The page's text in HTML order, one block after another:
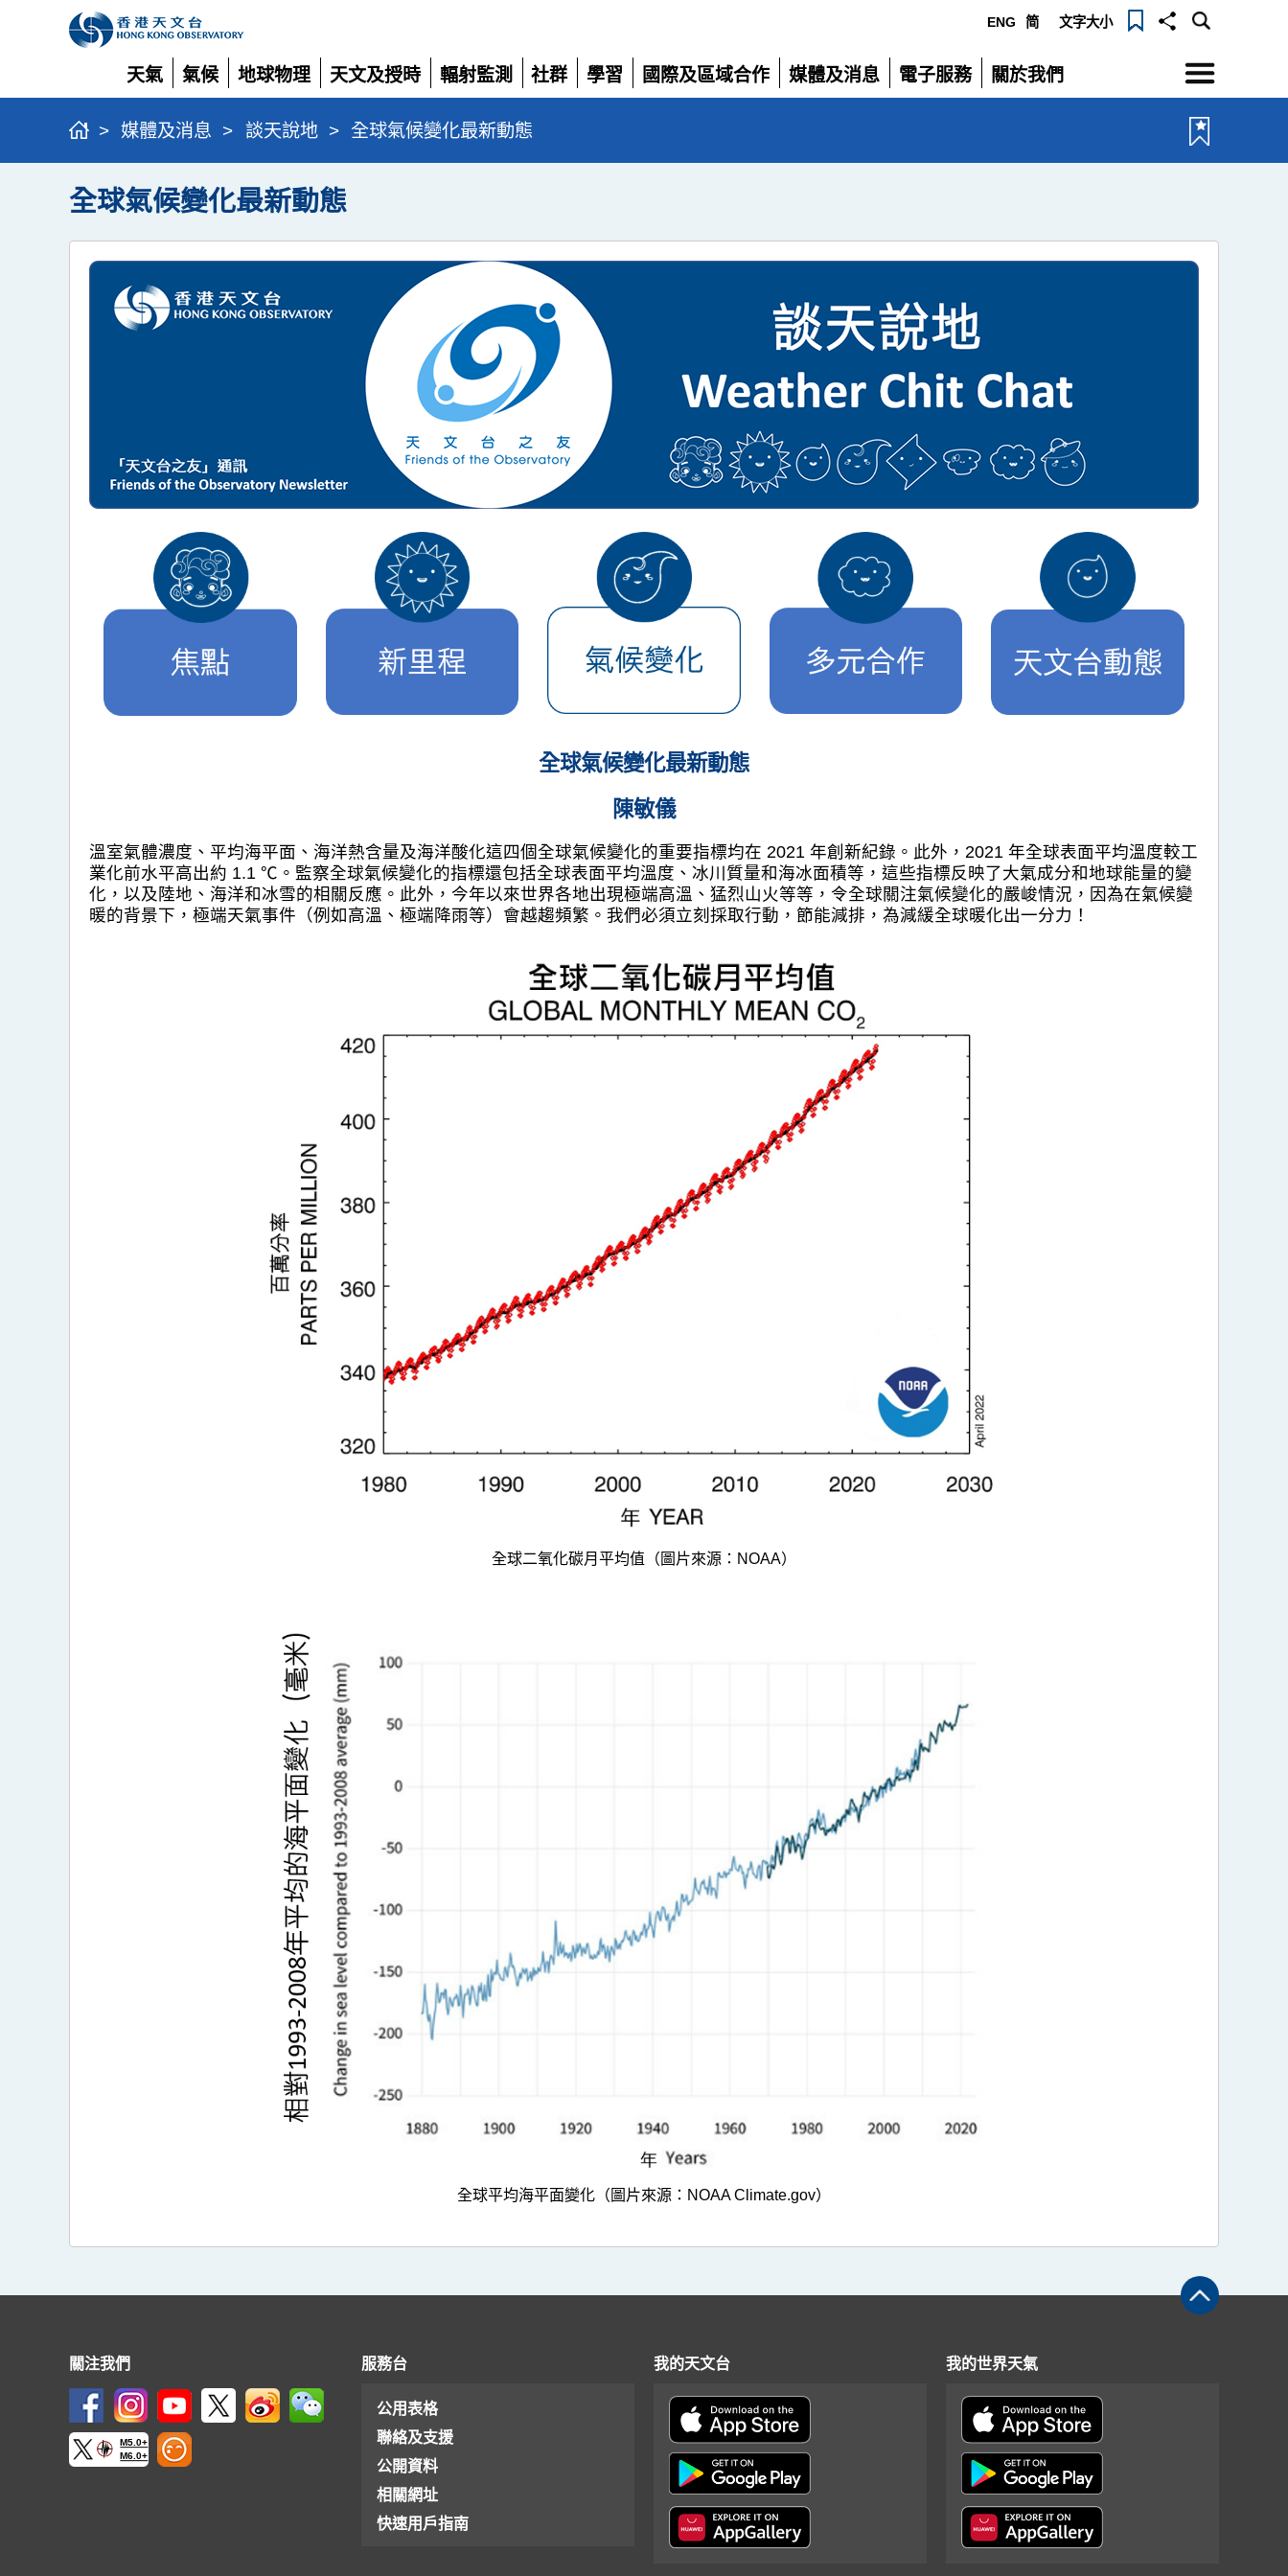
ENG 简 文字大小
天氣
展
開
氣候
展
開
地球物理
展
開
天文及授時
展
開
輻射監測
展
開
社群
展
開
學習
展
國際及區域合作
展
媒體及消息
展
電子服務
展
關於我們
展
選
單
> 媒體及消息 > 談天說地 > 全球氣候變化最新動態
全球氣候變化最新動態
全球氣候變化最新動態
陳敏儀
溫室氣體濃度、平均海平面、海洋熱含量及海洋酸化這四個全球氣候變化的重要指標均在 2021 年創新紀錄。此外，2021 年全球表面平均溫度較工
業化前水平高出約 1.1 ℃。監察全球氣候變化的指標還包括全球表面平均溫度、冰川質量和海冰面積等，這些指標反映了大氣成分和地球能量的變
化，以及陸地、海洋和冰雪的相關反應。此外，今年以來世界各地出現極端高溫、猛烈山火等等，令全球關注氣候變化的嚴峻情況，因為在氣候變
暖的背景下，極端天氣事件（例如高溫、極端降雨等）會越趨頻繁。我們必須立刻採取行動，節能減排，為減緩全球暖化出一分力！
全球二氧化碳月平均值（圖片來源：NOAA）
全球平均海平面變化（圖片來源：NOAA Climate.gov）
關注我們
M5.0+
M6.0+
服務台
公用表格
聯絡及支援
公開資料
相關網址
快速用戶指南
我的天文台 我的世界天氣